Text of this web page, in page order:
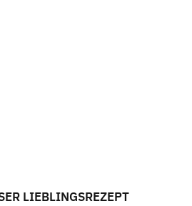
LIEBLINGSREZEPT